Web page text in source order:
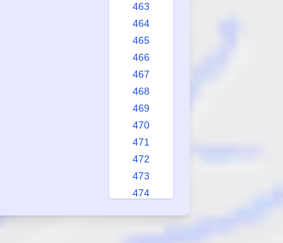
463
464
465
466
467
468
469
470
471
472
473
474